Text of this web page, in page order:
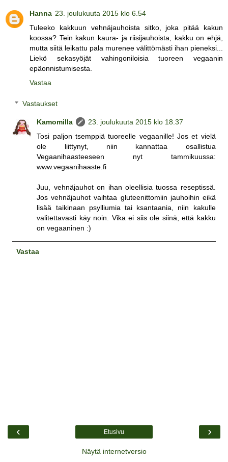
Hanna 23. joulukuuta 2015 klo 6.54
Tuleeko kakkuun vehnäjauhoista sitko, joka pitää kakun
koossa? Tein kakun kaura- ja riisijauhoista, kakku on ehjä,
mutta siitä leikattu pala murenee välittömästi ihan pieneksi...
Liekö sekasyöjät vahingoniloisia tuoreen vegaanin
epäonnistumisesta.
Vastaa
Vastaukset
Kamomilla
23. joulukuuta 2015 klo 18.37
Tosi paljon tsemppiä tuoreelle vegaanille! Jos et vielä
ole liittynyt, niin kannattaa osallistua
Vegaanihaasteeseen nyt tammikuussa:
www.vegaanihaaste.fi
Juu, vehnäjauhot on ihan oleellisia tuossa reseptissä.
Jos vehnäjauhot vaihtaa gluteenittomiin jauhoihin eikä
lisää taikinaan psylliumia tai ksantaania, niin kakulle
valitettavasti käy noin. Vika ei siis ole siinä, että kakku
on vegaaninen :)
Vastaa
‹ ›
Etusivu
Näytä internetversio